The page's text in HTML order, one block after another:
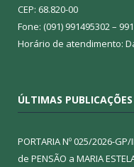
CEP: 68.820-00
Fone: (091) 991495302 –
Horário de atendimento:
ÚLTIMAS PUBLICAÇÕES
PORTARIA Nº 025/2026-
de PENSÃO a MARIA